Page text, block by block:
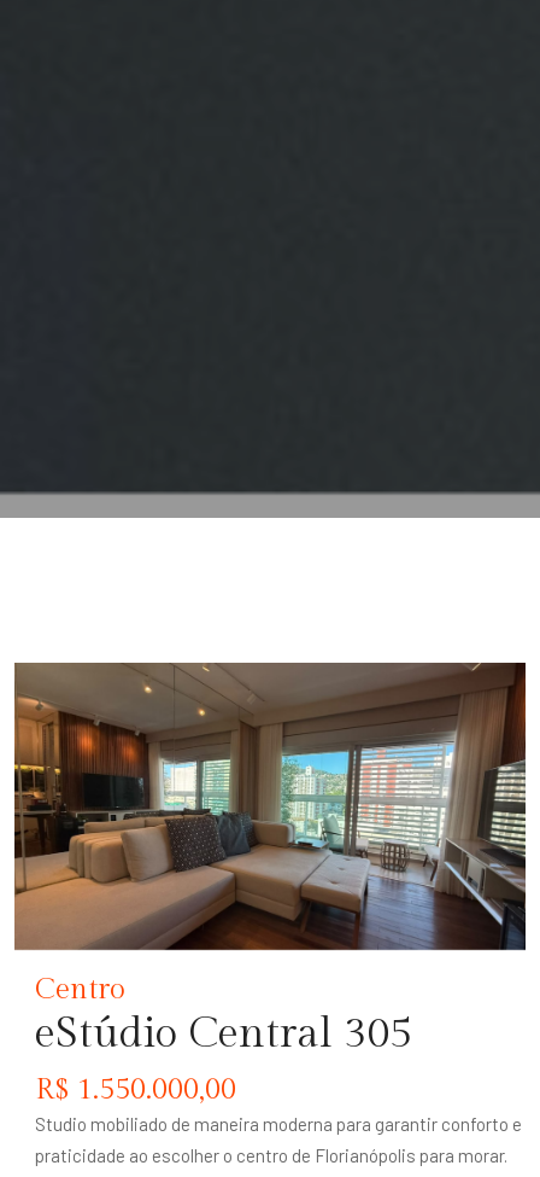
Centro
eStúdio Central 305
R$ 1.550.000,00
Studio mobiliado de maneira moderna para garantir conforto e
praticidade ao escolher o centro de Florianópolis para morar.